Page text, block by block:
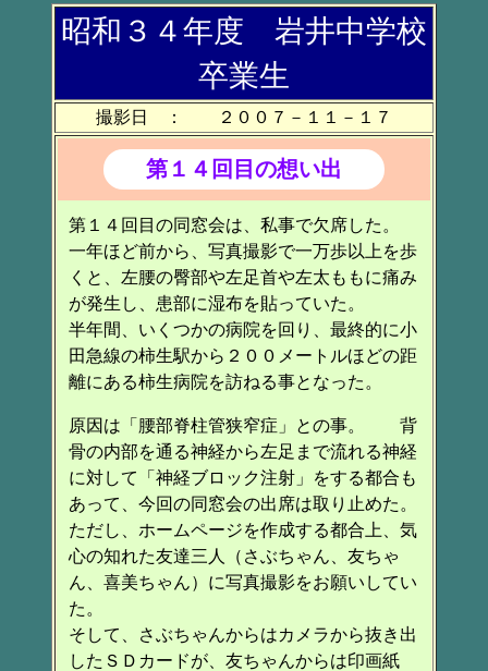
昭和３４年度 岩井中学校
卒業生
撮影日 ： ２００７－１１－１７
第１４回目の想い出
第１４回目の同窓会は、私事で欠席した。
一年ほど前から、写真撮影で一万歩以上を歩
くと、左腰の臀部や左足首や左太ももに痛み
が発生し、患部に湿布を貼っていた。
半年間、いくつかの病院を回り、最終的に小
田急線の柿生駅から２００メートルほどの距
離にある柿生病院を訪ねる事となった。
原因は「腰部脊柱管狭窄症」との事。 背
骨の内部を通る神経から左足まで流れる神経
に対して「神経ブロック注射」をする都合も
あって、今回の同窓会の出席は取り止めた。
ただし、ホームページを作成する都合上、気
心の知れた友達三人（さぶちゃん、友ちゃ
ん、喜美ちゃん）に写真撮影をお願いしてい
た。
そして、さぶちゃんからはカメラから抜き出
したＳＤカードが、友ちゃんからは印画紙